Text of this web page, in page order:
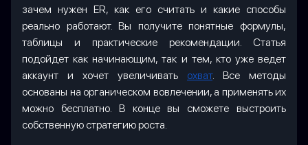
зачем нужен ER, как его считать и какие способы
реально работают. Вы получите понятные формулы,
таблицы и практические рекомендации. Статья
подойдет как начинающим, так и тем, кто уже ведет
аккаунт и хочет увеличивать
охват. Все методы
основаны на органическом вовлечении, а применять их
можно бесплатно. В конце вы сможете выстроить
собственную стратегию роста.